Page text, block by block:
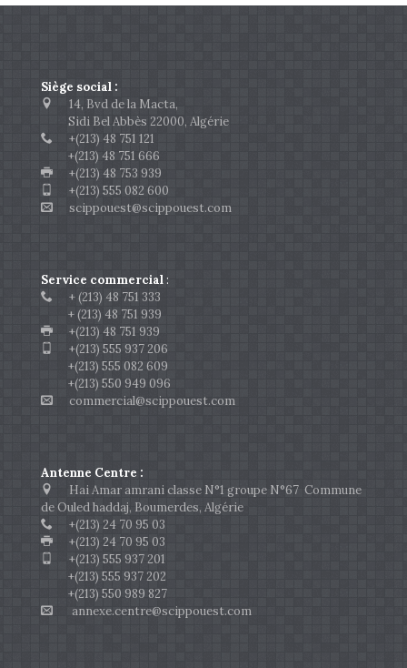
Siège social :
14, Bvd de la Macta,
Sidi Bel Abbès 22000, Algérie
+(213) 48 751 121
+(213) 48 751 666
+(213) 48 753 939
+(213) 555 082 600
scippouest@scippouest.com
Service commercial:
+ (213) 48 751 333
+ (213) 48 751 939
+(213) 48 751 939
+(213) 555 937 206
+(213) 555 082 609
+(213) 550 949 096
commercial@scippouest.com
Antenne Centre :
Hai Amar amrani classe N°1 groupe N°67 Commune
de Ouled haddaj, Boumerdes, Algérie
+(213) 24 70 95 03
+(213) 24 70 95 03
+(213) 555 937 201
+(213) 555 937 202
+(213) 550 989 827
annexe.centre@scippouest.com